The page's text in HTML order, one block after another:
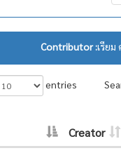
Contributor :เรียม
entries
Creator